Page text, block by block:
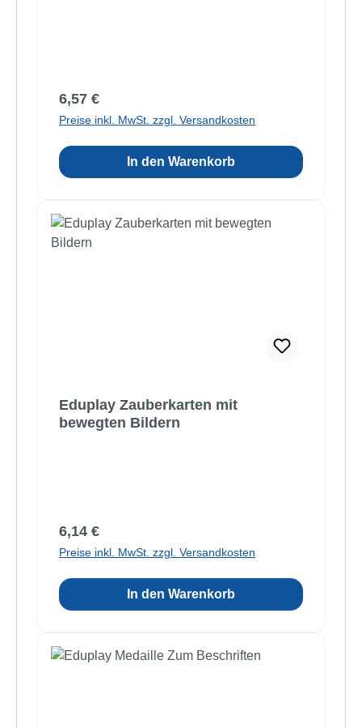
Regulärer Preis:
6,57 €
Preise inkl. MwSt. zzgl. Versandkosten
In den Warenkorb
Eduplay Zauberkarten mit
bewegten Bildern
Regulärer Preis:
6,14 €
Preise inkl. MwSt. zzgl. Versandkosten
In den Warenkorb